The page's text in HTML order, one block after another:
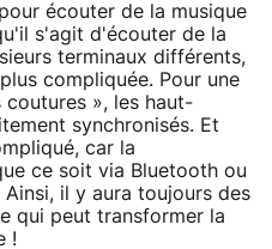
écouter de la musique
s'agit d'écouter de la
terminaux différents,
compliquée. Pour une
coutures », les haut-
synchronisés. Et
car la
ce soit via Bluetooth ou
il y aura toujours des
qui peut transformer la
!